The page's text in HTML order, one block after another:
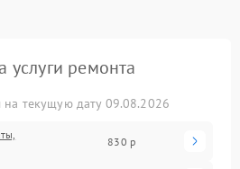
услуги ремонта
текущую дату 09.08.2026
830 р